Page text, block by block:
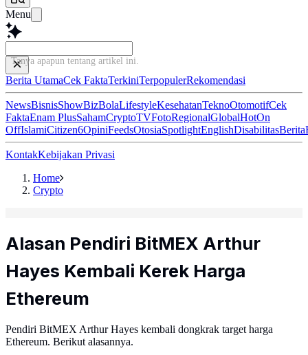
Menu
Tanya apapun tentang artikel
Berita UtamaCek FaktaTerkiniTerpopulerRekomendasi
NewsBisnisShowBizBolaLifestyleKesehatanTeknoOtomotifCek
FaktaEnam PlusSahamCryptoTVFotoRegionalGlobalHotOn
OffIslamiCitizen6OpiniFeedsOtosiaSpotlightEnglishDisabilitasBerita
KontakKebijakan Privasi
Home
Crypto
Alasan Pendiri BitMEX Arthur
Hayes Kembali Kerek Harga
Ethereum
Pendiri BitMEX Arthur Hayes kembali dongkrak target harga
Ethereum. Berikut alasannya.